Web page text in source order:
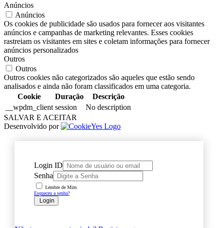
Anúncios
Anúncios
Os cookies de publicidade são usados para fornecer aos visitantes
anúncios e campanhas de marketing relevantes. Esses cookies
rastreiam os visitantes em sites e coletam informações para fornecer
anúncios personalizados
Outros
Outros
Outros cookies não categorizados são aqueles que estão sendo
analisados e ainda não foram classificados em uma categoria.
Cookie
Duração
Descrição
__wpdm_client session
No description
SALVAR E ACEITAR
Desenvolvido por
Login ID
Senha
Lembre de Mim
Esqueceu a senha?
Login